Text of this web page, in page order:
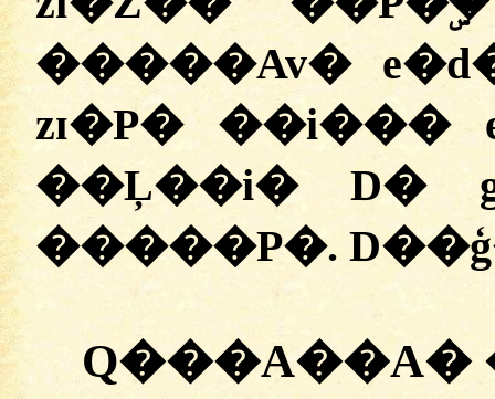
�����Av�
zɪ�P� ��i���
��Ļ��i� D�
�����P�.
Q���A��A�